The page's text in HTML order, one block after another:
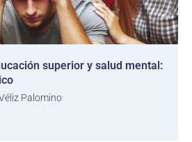
superior y salud mental:
Palomino